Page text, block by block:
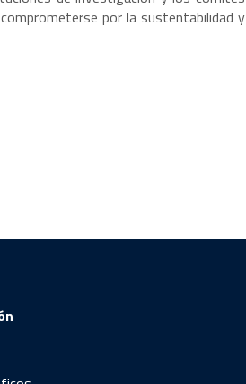
por la sustentabilidad y